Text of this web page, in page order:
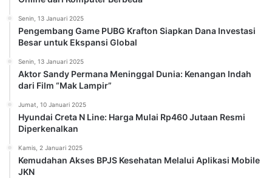
Senin, 13 Januari 2025
Pengembang Game PUBG Krafton Siapkan Dana Investasi
Besar untuk Ekspansi Global
Senin, 13 Januari 2025
Aktor Sandy Permana Meninggal Dunia: Kenangan Indah
dari Film “Mak Lampir”
Jumat, 10 Januari 2025
Hyundai Creta N Line: Harga Mulai Rp460 Jutaan Resmi
Diperkenalkan
Kamis, 2 Januari 2025
Kemudahan Akses BPJS Kesehatan Melalui Aplikasi Mobile
JKN